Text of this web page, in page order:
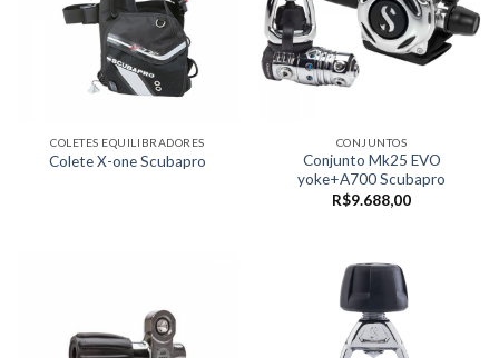
COLETES EQUILIBRADORES
Colete X-one Scubapro
CONJUNTOS
Conjunto Mk25 EVO
yoke+A700 Scubapro
R$9.688,00